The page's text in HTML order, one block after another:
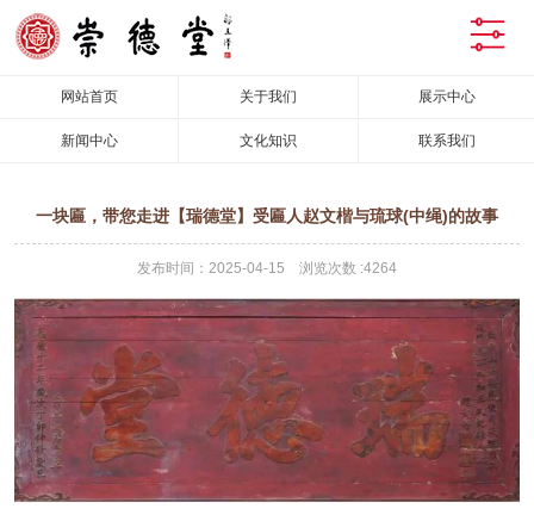
网站首页 关于我们 展示中心
新闻中心 文化知识 联系我们
一块匾，带您走进【瑞德堂】受匾人赵文楷与琉球(中绳)的故事
发布时间：2025-04-15 浏览次数 :4264